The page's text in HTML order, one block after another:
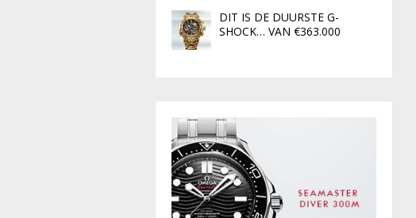
DIT IS DE DUURSTE G-
SHOCK… VAN €363.000